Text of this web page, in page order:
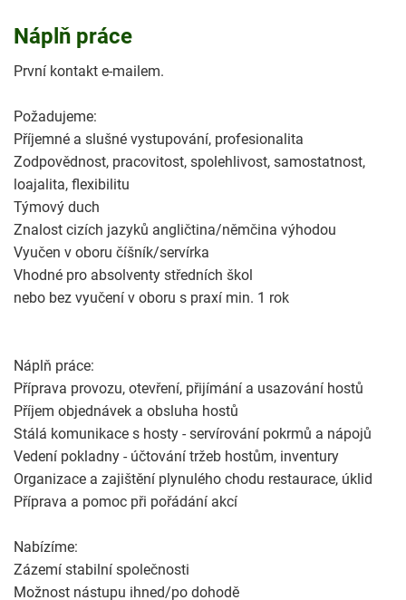
Náplň práce
První kontakt e-mailem.
Požadujeme:
Příjemné a slušné vystupování, profesionalita
Zodpovědnost, pracovitost, spolehlivost, samostatnost,
loajalita, flexibilitu
Týmový duch
Znalost cizích jazyků angličtina/němčina výhodou
Vyučen v oboru číšník/servírka
Vhodné pro absolventy středních škol
nebo bez vyučení v oboru s praxí min. 1 rok
Náplň práce:
Příprava provozu, otevření, přijímání a usazování hostů
Příjem objednávek a obsluha hostů
Stálá komunikace s hosty - servírování pokrmů a nápojů
Vedení pokladny - účtování tržeb hostům, inventury
Organizace a zajištění plynulého chodu restaurace, úklid
Příprava a pomoc při pořádání akcí
Nabízíme:
Zázemí stabilní společnosti
Možnost nástupu ihned/po dohodě